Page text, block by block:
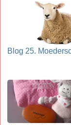
Blog 25.